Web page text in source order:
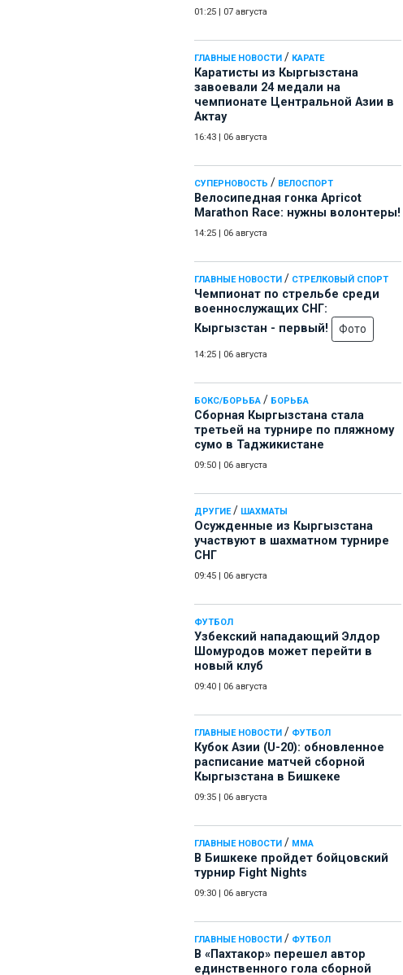
01:25 07 августа
ГЛАВНЫЕ НОВОСТИ / КАРАТЕ
Каратисты из Кыргызстана
завоевали 24 медали на
чемпионате Центральной Азии в
Актау
16:43 06 августа
СУПЕРНОВОСТЬ / ВЕЛОСПОРТ
Велосипедная гонка Apricot
Marathon Race: нужны волонтеры!
14:25 06 августа
ГЛАВНЫЕ НОВОСТИ / СТРЕЛКОВЫЙ СПОРТ
Чемпионат по стрельбе среди
военнослужащих СНГ:
Кыргызстан - первый!
Фото
14:25 06 августа
БОКС/БОРЬБА / БОРЬБА
Сборная Кыргызстана стала
третьей на турнире по пляжному
сумо в Таджикистане
09:50 06 августа
ДРУГИЕ/ ШАХМАТЫ
Осужденные из Кыргызстана
участвуют в шахматном турнире
СНГ
09:45 06 августа
ФУТБОЛ
Узбекский нападающий Элдор
Шомуродов может перейти в
новый клуб
09:40 06 августа
ГЛАВНЫЕ НОВОСТИ / ФУТБОЛ
Кубок Азии (U-20): обновленное
расписание матчей сборной
Кыргызстана в Бишкеке
09:35 06 августа
ГЛАВНЫЕ НОВОСТИ / ММА
В Бишкеке пройдет бойцовский
турнир Fight Nights
09:30 06 августа
ГЛАВНЫЕ НОВОСТИ / ФУТБОЛ
В «Пахтакор» перешел автор
единственного гола сборной